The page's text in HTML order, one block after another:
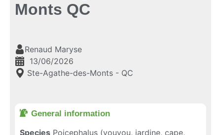
Monts QC
Renaud Maryse
13/06/2026
Ste-Agathe-des-Monts - QC
General information​
Species Poicephalus (youyou, jardine, cape,